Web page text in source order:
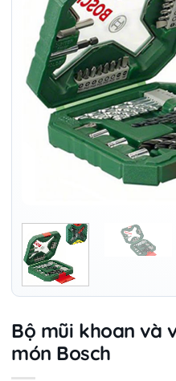
Bộ mũi khoan và
món Bosch